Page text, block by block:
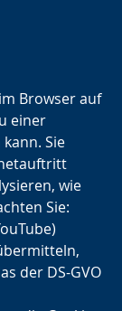
Browser auf
einer
Sie
wie
Sie:
der DS-GVO